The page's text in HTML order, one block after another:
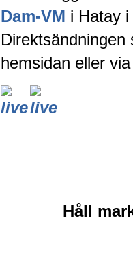
Dam-VM i Hatay
hemsidan eller
Håll